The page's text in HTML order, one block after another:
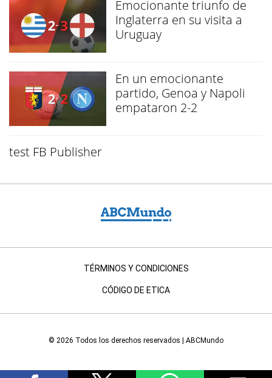
Emocionante triunfo de
Inglaterra en su visita a
Uruguay
En un emocionante
partido, Genoa y Napoli
empataron 2-2
test FB Publisher
TÉRMINOS Y CONDICIONES
CÓDIGO DE ETICA
© 2026 Todos los derechos reservados | ABCMundo